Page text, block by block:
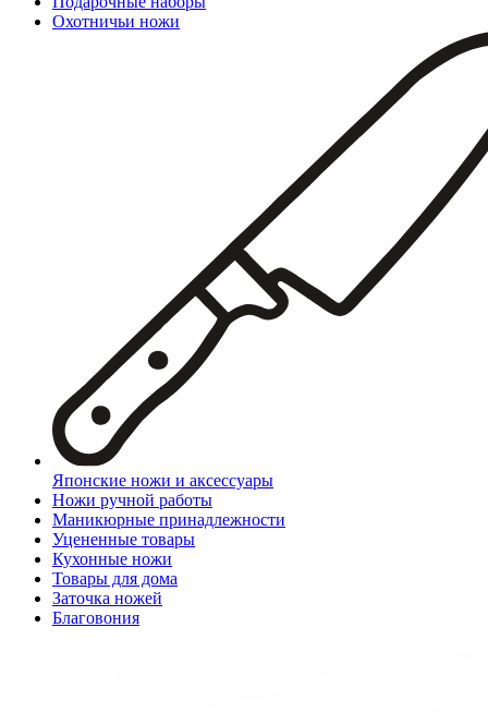
Охотничьи ножи
Японские ножи и аксессуары
Ножи ручной работы
Маникюрные принадлежности
Уцененные товары
Кухонные ножи
Товары для дома
Заточка ножей
Благовония